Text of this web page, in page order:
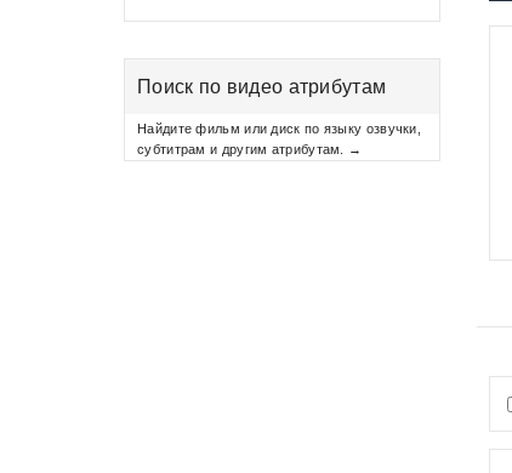
Поиск по видео атрибутам
Найдите фильм или диск по языку озвучки,
субтитрам и другим атрибутам. →